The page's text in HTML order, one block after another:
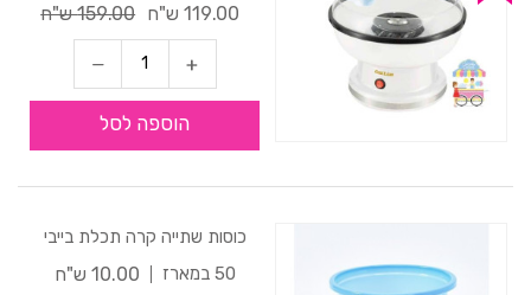
119.00 ש"ח 159.00 ש"ח
הוספה לסל
כוסות שתייה קרה תכלת בייבי
50 במארז
10.00 ש"ח